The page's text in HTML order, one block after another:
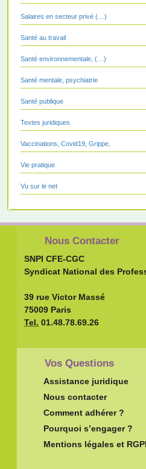
Salaires en secteur privé (…)
Santé au travail
Santé environnementale, (…)
Santé mentale, psychiatrie
Santé publique
Textes juridiques
Vaccinations, Covid19, Grippe,
Vie pratique
Vu sur le net
Nous Contacter
SNPI CFE-CGC
Syndicat National des
39 rue Victor Massé
75009 Paris
Tel. 01.48.78.69.26
Vos Questions
Assistance juridique
Nous contacter
Comment adhérer ?
Pourquoi s’engager ?
Mentions légales et